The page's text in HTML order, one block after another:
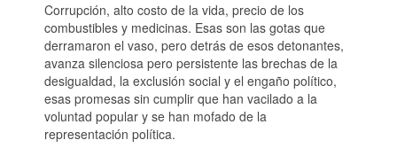
Corrupción, alto costo de la vida, precio de los
combustibles y medicinas. Esas son las gotas que
derramaron el vaso, pero detrás de esos detonantes,
avanza silenciosa pero persistente las brechas de la
desigualdad, la exclusión social y el engaño político,
esas promesas sin cumplir que han vacilado a la
voluntad popular y se han mofado de la
representación política.